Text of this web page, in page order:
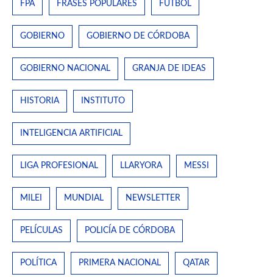
FPA FRASES POPULARES FÚTBOL
GOBIERNO GOBIERNO DE CÓRDOBA
GOBIERNO NACIONAL GRANJA DE IDEAS
HISTORIA INSTITUTO
INTELIGENCIA ARTIFICIAL
LIGA PROFESIONAL LLARYORA MESSI
MILEI MUNDIAL NEWSLETTER
PELÍCULAS POLICÍA DE CÓRDOBA
POLÍTICA PRIMERA NACIONAL QATAR